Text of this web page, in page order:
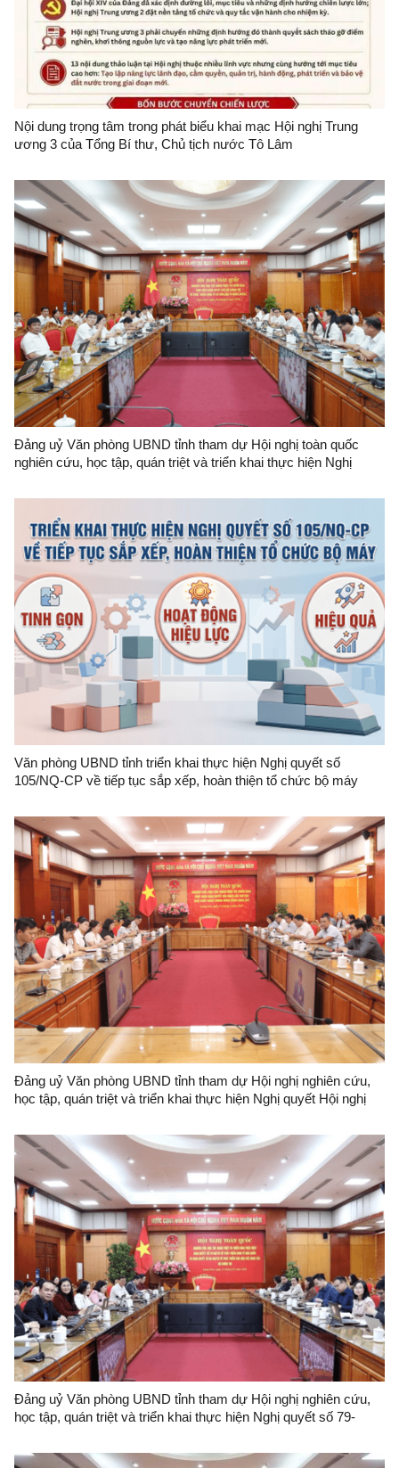
Nội dung trọng tâm trong phát biểu khai mạc Hội nghị Trung
ương 3 của Tổng Bí thư, Chủ tịch nước Tô Lâm
Đảng uỷ Văn phòng UBND tỉnh tham dự Hội nghị toàn quốc
nghiên cứu, học tập, quán triệt và triển khai thực hiện Nghị
vốn đầu tư nước ngoài
Văn phòng UBND tỉnh triển khai thực hiện Nghị quyết số
105/NQ-CP về tiếp tục sắp xếp, hoàn thiện tổ chức bộ máy
Đảng uỷ Văn phòng UBND tỉnh tham dự Hội nghị nghiên cứu,
học tập, quán triệt và triển khai thực hiện Nghị quyết Hội nghị
Đảng uỷ Văn phòng UBND tỉnh tham dự Hội nghị nghiên cứu,
học tập, quán triệt và triển khai thực hiện Nghị quyết số 79-